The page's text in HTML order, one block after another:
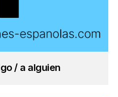
/ a alguien